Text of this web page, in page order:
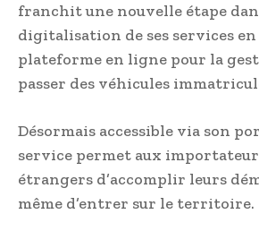
franchit une nouvelle étape
digitalisation de ses services
plateforme en ligne pour la
passer des véhicules
Désormais accessible via son
service permet aux
étrangers d’accomplir leurs
même d’entrer sur le territoire.